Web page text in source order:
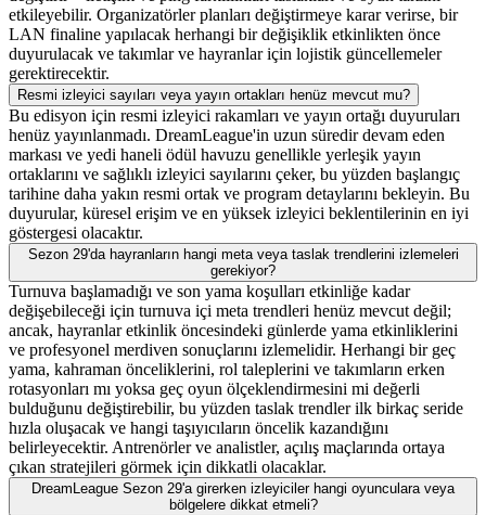
etkileyebilir. Organizatörler planları değiştirmeye karar verirse, bir
LAN finaline yapılacak herhangi bir değişiklik etkinlikten önce
duyurulacak ve takımlar ve hayranlar için lojistik güncellemeler
gerektirecektir.
Resmi izleyici sayıları veya yayın ortakları henüz mevcut mu?
Bu edisyon için resmi izleyici rakamları ve yayın ortağı duyuruları
henüz yayınlanmadı. DreamLeague'in uzun süredir devam eden
markası ve yedi haneli ödül havuzu genellikle yerleşik yayın
ortaklarını ve sağlıklı izleyici sayılarını çeker, bu yüzden başlangıç
tarihine daha yakın resmi ortak ve program detaylarını bekleyin. Bu
duyurular, küresel erişim ve en yüksek izleyici beklentilerinin en iyi
göstergesi olacaktır.
Sezon 29'da hayranların hangi meta veya taslak trendlerini izlemeleri
gerekiyor?
Turnuva başlamadığı ve son yama koşulları etkinliğe kadar
değişebileceği için turnuva içi meta trendleri henüz mevcut değil;
ancak, hayranlar etkinlik öncesindeki günlerde yama etkinliklerini
ve profesyonel merdiven sonuçlarını izlemelidir. Herhangi bir geç
yama, kahraman önceliklerini, rol taleplerini ve takımların erken
rotasyonları mı yoksa geç oyun ölçeklendirmesini mi değerli
bulduğunu değiştirebilir, bu yüzden taslak trendler ilk birkaç seride
hızla oluşacak ve hangi taşıyıcıların öncelik kazandığını
belirleyecektir. Antrenörler ve analistler, açılış maçlarında ortaya
çıkan stratejileri görmek için dikkatli olacaklar.
DreamLeague Sezon 29'a girerken izleyiciler hangi oyunculara veya
bölgelere dikkat etmeli?